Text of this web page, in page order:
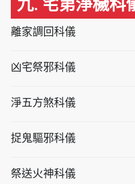
九. 宅第淨穢科
離家調回科儀
凶宅祭邪科儀
淨五方煞科儀
捉鬼驅邪科儀
祭送火神科儀